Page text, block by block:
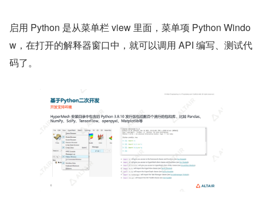
启用 Python 是从菜单栏 view 里面，菜单项 Python Windo
w，在打开的解释器窗口中，就可以调用 API 编写、测试代
码了。